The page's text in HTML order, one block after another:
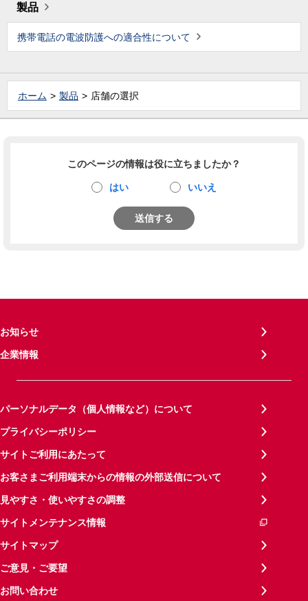
製品
携帯電話の電波防護への適合性について
ホーム 製品 店舗の選択
このページの情報は役に立ちましたか？
はい いいえ
送信する
お知らせ
企業情報
パーソナルデータ（個人情報など）について
プライバシーポリシー
サイトご利用にあたって
お客さまご利用端末からの情報の外部送信について
見やすさ・使いやすさの調整
サイトメンテナンス情報
サイトマップ
ご意見・ご要望
お問い合わせ